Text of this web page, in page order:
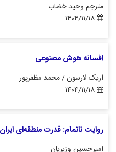
مترجم وحید خضاب
افسانه هوش مصنوعی
اریک لارسون / محمد مظفرپور
روایت ناتمام: قدرت منطقه‌ای
امیرحسین وزیریان